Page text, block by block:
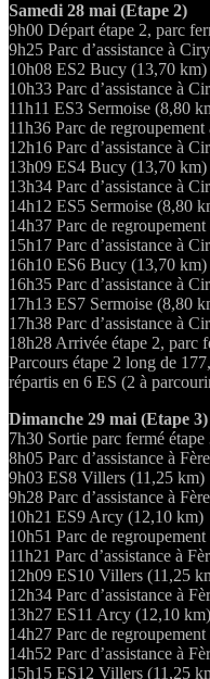
Samedi 28 mai (Etape 2)
9h00 Départ étape 2, parc
9h25 Parc d’assistance à
10h08 ES2 Bucy (13,70 km)
10h33 Parc d’assistance à
11h11 ES3 Sermoise (8,80
11h36 Parc de
12h16 Parc d’assistance à
13h09 ES4 Bucy (13,70 km)
13h34 Parc d’assistance à
14h12 ES5 Sermoise (8,80
14h37 Parc de
15h17 Parc d’assistance à
16h10 ES6 Bucy (13,70 km)
16h35 Parc d’assistance à
17h13 ES7 Sermoise (8,80
17h38 Parc d’assistance à
18h28 Arrivée étape 2, parc
Parcours étape 2 long de
répartis en 6 ES (2 à
Dimanche 29 mai (Etape 3)
7h30 Sortie parc fermé
8h05 Parc d’assistance à
9h03 ES8 Villers (11,25 km)
9h28 Parc d’assistance à
10h21 ES9 Arcy (12,10 km)
10h51 Parc de
11h21 Parc d’assistance à
12h09 ES10 Villers (11,25
12h34 Parc d’assistance à
13h27 ES11 Arcy (12,10 km)
14h27 Parc de
14h52 Parc d’assistance à
15h15 ES12 Villers (11,25